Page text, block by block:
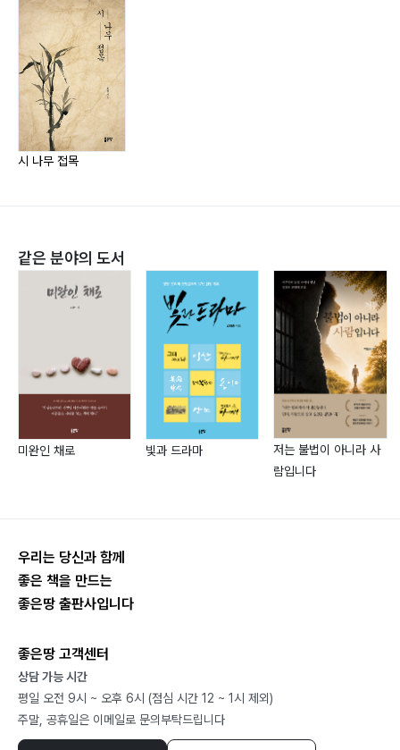
현장검증 上 ?48 현장검증 中 ?55 현장검증 下 ?61
2.
월간 우리시에 실린
우주시
케플러-452b ?68 외계인의 천국 ?69
Multiverse: 다중우주 혹은 평행우주 ?70 별의 자손 ?72
북신北辰, Polaris ?73 우주 ?74 별의 사리 ?76
3.
지역 신문 코리아 위클리에 실린
시선 시리즈
거목의 심장 ?88 상태 보존의 법칙 ?90
그래서 공부해야 한다 ?91 달 고치 2 ?93 피식…… ?94
부활하는 애벌레 ?95 묵은지 ?97 사랑 1: 사랑예찬 ?99
군림할 생각 마라 ?101 소멸하고 싶다 ?102 인간 기하학
들깨 ?106 양자 역학 1 ?107 양자 역학 2 ?108
이슬은 온 세상을 품고 있지만 ?109 안단테 칸타빌레 ?
록키산맥 빙하에서 ?117 사랑은 일방통행 ?118 그루터기
?119
달 고치 1 ?120 노을 ?121
동창 회보와
문집에 실린 시
나는 너에게 ?124 세월 바다낚시 ?126 외롭지 않냐고요?
?128
시 나무 접목
같은 분야의 도서
미완인 채로 빛과 드라마
저는 불법이 아니라 사
람입니다
우리는 당신과 함께
좋은 책을 만드는
좋은땅 출판사입니다
좋은땅 고객센터
상담 가능 시간
평일 오전 9시 ~ 오후 6시 (점심 시간 12 ~ 1시 제외)
주말, 공휴일은 이메일로 문의부탁드립니다